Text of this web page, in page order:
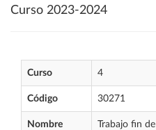
Curso 2023-2024
Curso 4
Código 30271
Nombre
Trabajo fin